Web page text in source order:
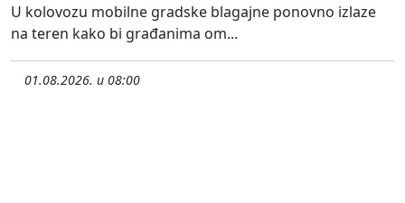
U kolovozu mobilne gradske blagajne ponovno izlaze
na teren kako bi građanima om...
01.08.2026. u 08:00